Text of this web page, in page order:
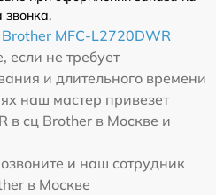
звонка.
MFC-L2720DWR
если не требует
и длительного времени
наш мастер привезет
в сц Brother в Москве и
и наш сотрудник
в Москве